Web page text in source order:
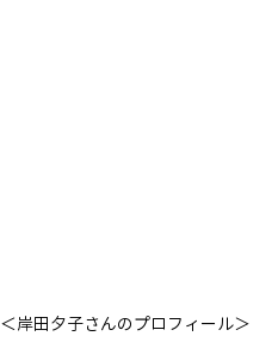
＜岸田夕子さんのプロフィール＞